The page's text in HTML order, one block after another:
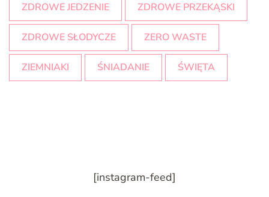
ZDROWE JEDZENIE ZDROWE PRZEKĄSKI
ZDROWE SŁODYCZE ZERO WASTE
ZIEMNIAKI ŚNIADANIE ŚWIĘTA
[instagram-feed]